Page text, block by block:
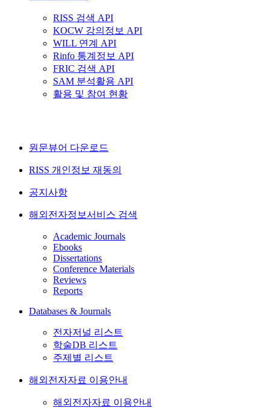
RISS 검색 API
KOCW 강의정보 API
WILL 연계 API
Rinfo 통계정보 API
FRIC 검색 API
SAM 분석활용 API
활용 및 참여 현황
원문뷰어 다운로드
RISS 개인정보 재동의
공지사항
해외전자정보서비스 검색
Academic Journals
Ebooks
Dissertations
Conference Materials
Reviews
Reports
Databases & Journals
전자저널 리스트
학술DB 리스트
주제별 리스트
해외전자자료 이용안내
해외전자자료 이용안내